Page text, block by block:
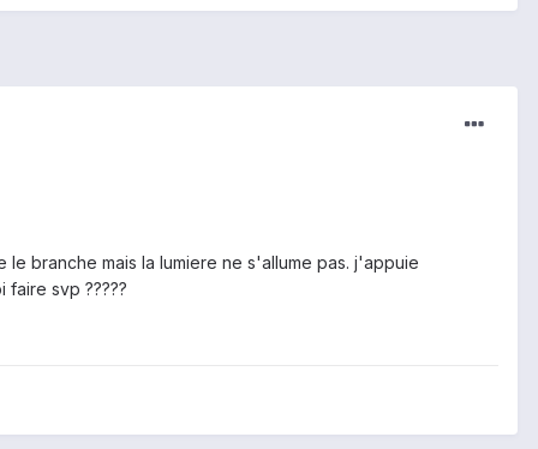
branche mais la lumiere ne s'allume pas. j'appuie
faire svp ?????